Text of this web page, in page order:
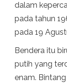
dalam
pada tahun
pada 19
Bendera itu
putih yang
enam.